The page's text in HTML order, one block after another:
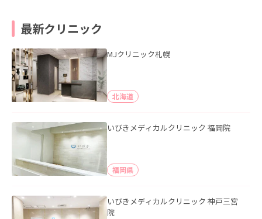
最新クリニック
MJクリニック札幌
北海道
いびきメディカルクリニック 福岡院
福岡県
いびきメディカルクリニック 神戸三宮
院